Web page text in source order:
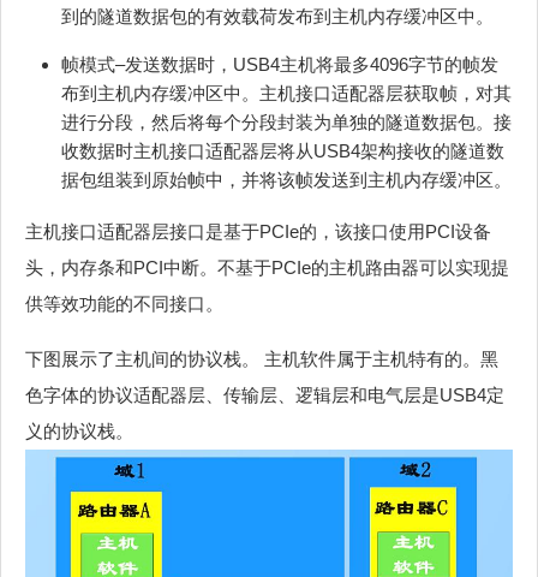
到的隧道数据包的有效载荷发布到主机内存缓冲区中。
帧模式–发送数据时，USB4主机将最多4096字节的帧发
布到主机内存缓冲区中。主机接口适配器层获取帧，对其
进行分段，然后将每个分段封装为单独的隧道数据包。接
收数据时主机接口适配器层将从USB4架构接收的隧道数
据包组装到原始帧中，并将该帧发送到主机内存缓冲区。
主机接口适配器层接口是基于PCIe的，该接口使用PCI设备
头，内存条和PCI中断。不基于PCIe的主机路由器可以实现提
供等效功能的不同接口。
下图展示了主机间的协议栈。 主机软件属于主机特有的。黑
色字体的协议适配器层、传输层、逻辑层和电气层是USB4定
义的协议栈。